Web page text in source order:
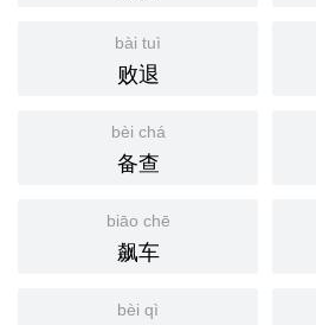
bài tuì
败退
bèi chá
备查
biāo chē
飙车
bèi qì